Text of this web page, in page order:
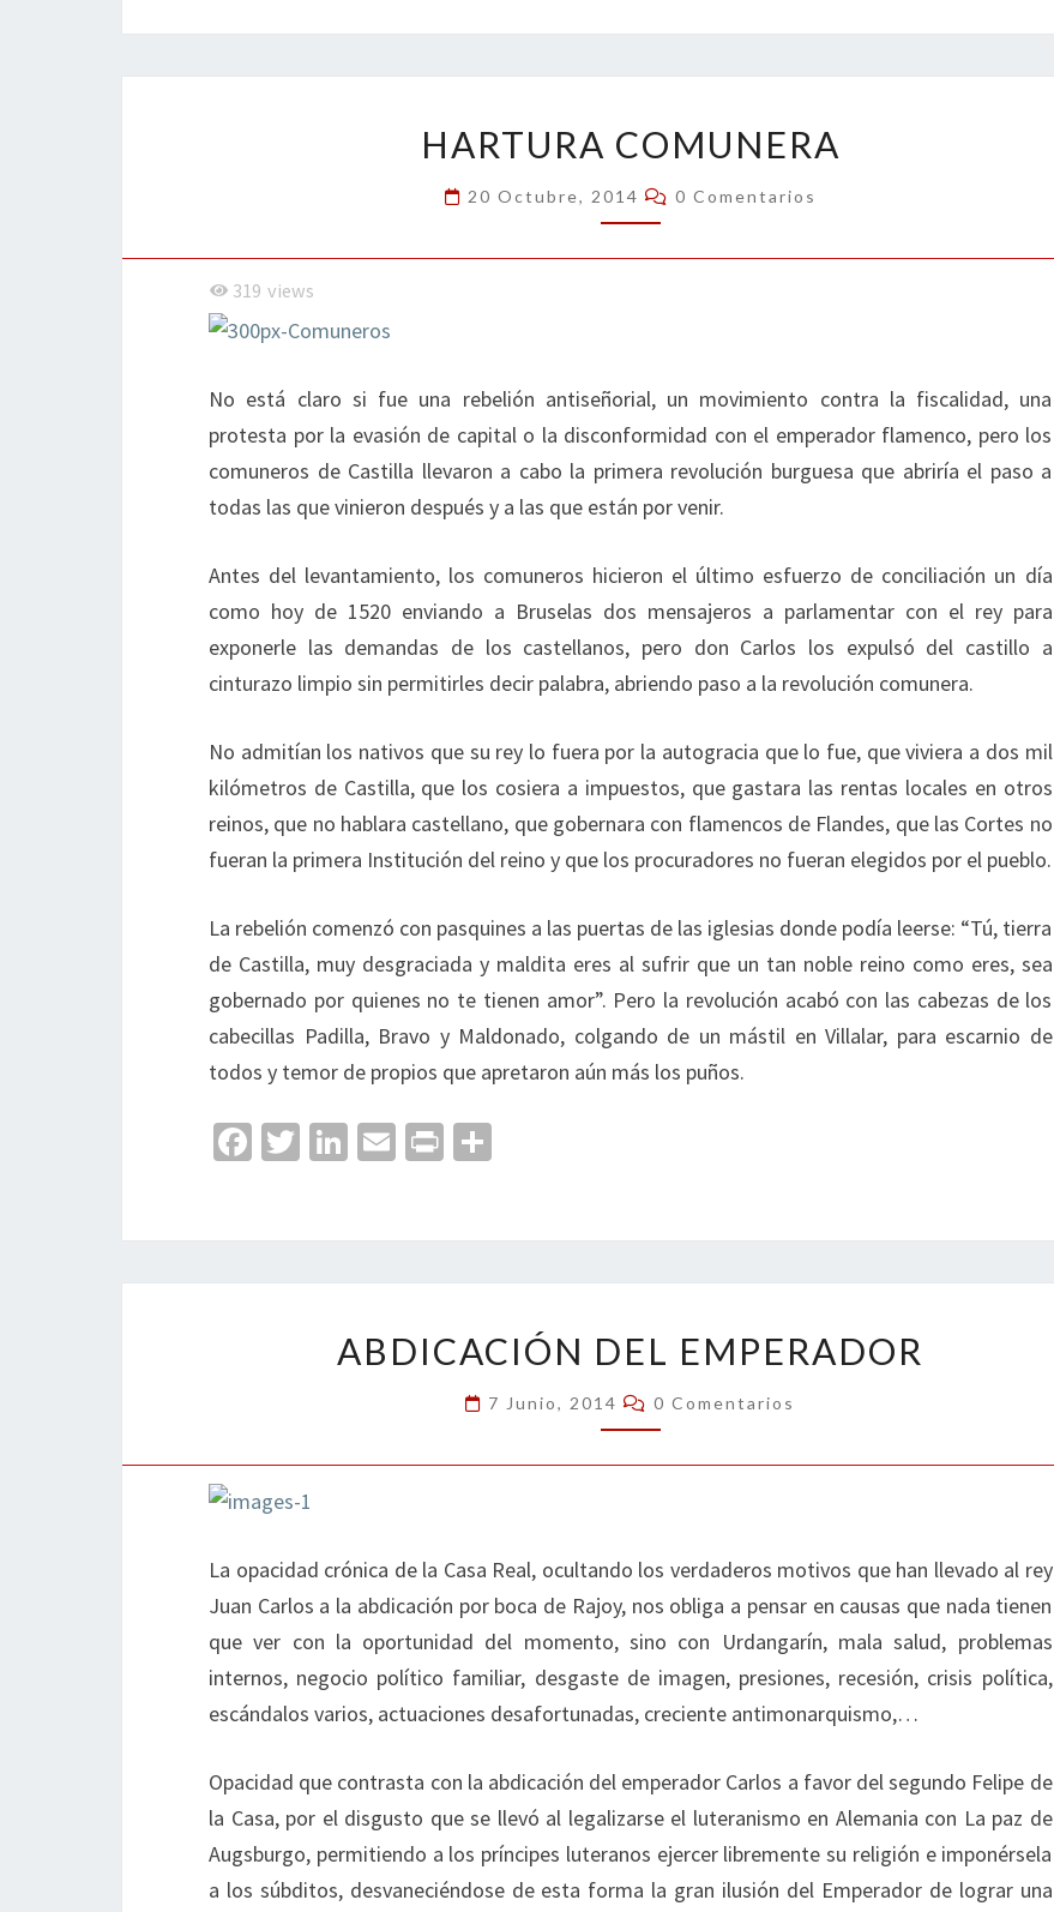
o
n
ar
tir
COMUNERA
HARTURA COMUNERA
20 Octubre, 2014 Comentarios
0 Comentarios
319 views
No está claro si fue una rebelión antiseñorial, un movimiento contra la fiscalidad, una
protesta por la evasión de capital o la disconformidad con el emperador flamenco, pero los
comuneros de Castilla llevaron a cabo la primera revolución burguesa que abriría el paso a
todas las que vinieron después y a las que están por venir.
Antes del levantamiento, los comuneros hicieron el último esfuerzo de conciliación un día
como hoy de 1520 enviando a Bruselas dos mensajeros a parlamentar con el rey para
exponerle las demandas de los castellanos, pero don Carlos los expulsó del castillo a
cinturazo limpio sin permitirles decir palabra, abriendo paso a la revolución comunera.
No admitían los nativos que su rey lo fuera por la autogracia que lo fue, que viviera a dos mil
kilómetros de Castilla, que los cosiera a impuestos, que gastara las rentas locales en otros
reinos, que no hablara castellano, que gobernara con flamencos de Flandes, que las Cortes no
fueran la primera Institución del reino y que los procuradores no fueran elegidos por el pueblo.
La rebelión comenzó con pasquines a las puertas de las iglesias donde podía leerse: “Tú, tierra
de Castilla, muy desgraciada y maldita eres al sufrir que un tan noble reino como eres, sea
gobernado por quienes no te tienen amor”. Pero la revolución acabó con las cabezas de los
cabecillas Padilla, Bravo y Maldonado, colgando de un mástil en Villalar, para escarnio de
todos y temor de propios que apretaron aún más los puños.
Fa
o
T
Li
n
E
Pr
ar
tir
DEL
EMPERADOR
ABDICACIÓN DEL EMPERADOR
7 Junio, 2014 Comentarios
0 Comentarios
La opacidad crónica de la Casa Real, ocultando los verdaderos motivos que han llevado al rey
Juan Carlos a la abdicación por boca de Rajoy, nos obliga a pensar en causas que nada tienen
que ver con la oportunidad del momento, sino con Urdangarín, mala salud, problemas
internos, negocio político familiar, desgaste de imagen, presiones, recesión, crisis política,
escándalos varios, actuaciones desafortunadas, creciente antimonarquismo,…
Opacidad que contrasta con la abdicación del emperador Carlos a favor del segundo Felipe de
la Casa, por el disgusto que se llevó al legalizarse el luteranismo en Alemania con La paz de
Augsburgo, permitiendo a los príncipes luteranos ejercer libremente su religión e imponérsela
a los súbditos, desvaneciéndose de esta forma la gran ilusión del Emperador de lograr una